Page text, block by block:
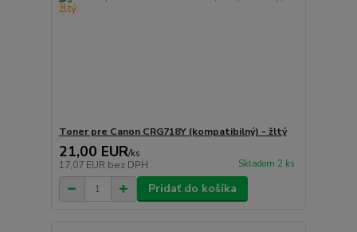
Toner pre Canon CRG718Y (kompatibilný) - žltý
21,00 EUR/ks
17,07 EUR bez DPH Skladom 2 ks
Pridať do košíka